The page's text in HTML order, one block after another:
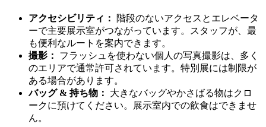
アクセシビリティ：
階段のないアクセスとエレベータ
ーで主要展示室がつながっています。スタッフが、最
も便利なルートを案内できます。
撮影：
フラッシュを使わない個人の写真撮影は、多く
のエリアで通常許可されています。特別展には制限が
ある場合があります。
バッグ & 持ち物：
大きなバッグやかさばる物はクロ
ークに預けてください。展示室内での飲食はできませ
ん。